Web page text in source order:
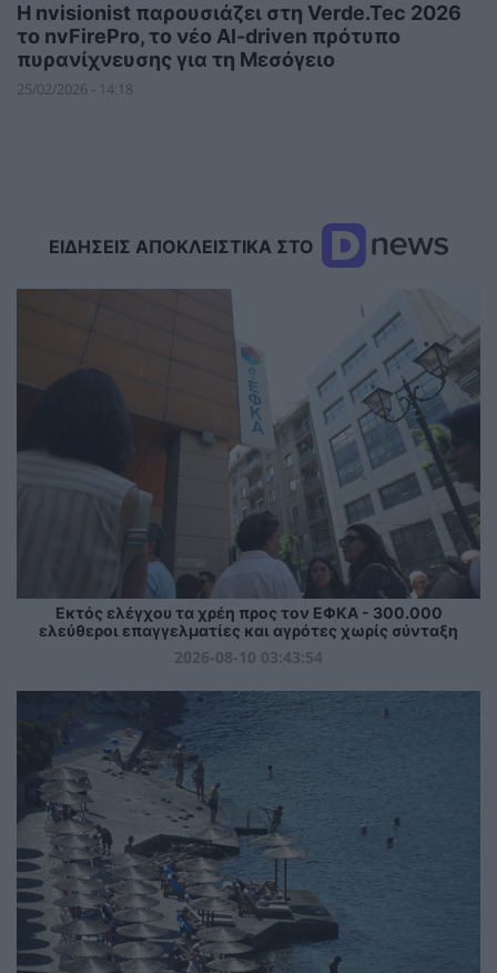
Η nvisionist παρουσιάζει στη Verde.Tec 2026
το nvFirePro, το νέο AI-driven πρότυπο
πυρανίχνευσης για τη Μεσόγειο
25/02/2026 - 14:18
ΕΙΔΗΣΕΙΣ ΑΠΟΚΛΕΙΣΤΙΚΑ ΣΤΟ
Εκτός ελέγχου τα χρέη προς τον ΕΦΚΑ - 300.000
ελεύθεροι επαγγελματίες και αγρότες χωρίς σύνταξη
2026-08-10 03:43:54